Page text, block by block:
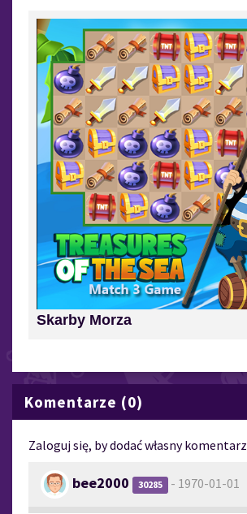
Skarby Morza
Komentarze (0)
Zaloguj się, by dodać własny komentarz
bee2000 30285 - 1970-01-01